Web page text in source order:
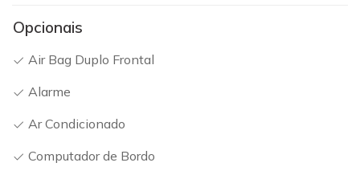
Opcionais
Air Bag Duplo Frontal
Alarme
Ar Condicionado
Computador de Bordo